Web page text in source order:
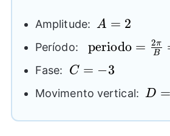
Amplitude: A=2
A = 2
Período: periodo = B
2π
Fase: C=-3
C = −3
Movimento vertical: D =